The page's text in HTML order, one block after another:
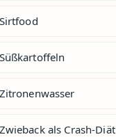
als Crash-Diät